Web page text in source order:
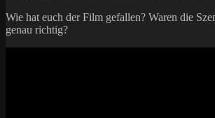
Wie hat euch der Film gefallen? Waren die
genau richtig?